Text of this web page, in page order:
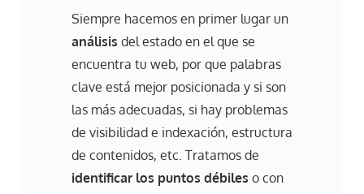
Siempre hacemos en primer lugar un
análisis del estado en el que se
encuentra tu web, por que palabras
clave está mejor posicionada y si son
las más adecuadas, si hay problemas
de visibilidad e indexación, estructura
de contenidos, etc. Tratamos de
identificar los puntos débiles o con